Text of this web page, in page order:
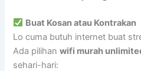
Buat Kosan atau Kontrakan
Lo cuma butuh internet buat
Ada pilihanwifi murah
sehari-hari: